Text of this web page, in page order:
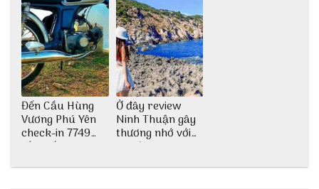
Đến Cầu Hùng
Vương Phú Yên
check-in 7749
tấm sống ảo
Ở đây review
Ninh Thuận gây
thương nhớ với
nét đẹp thiên